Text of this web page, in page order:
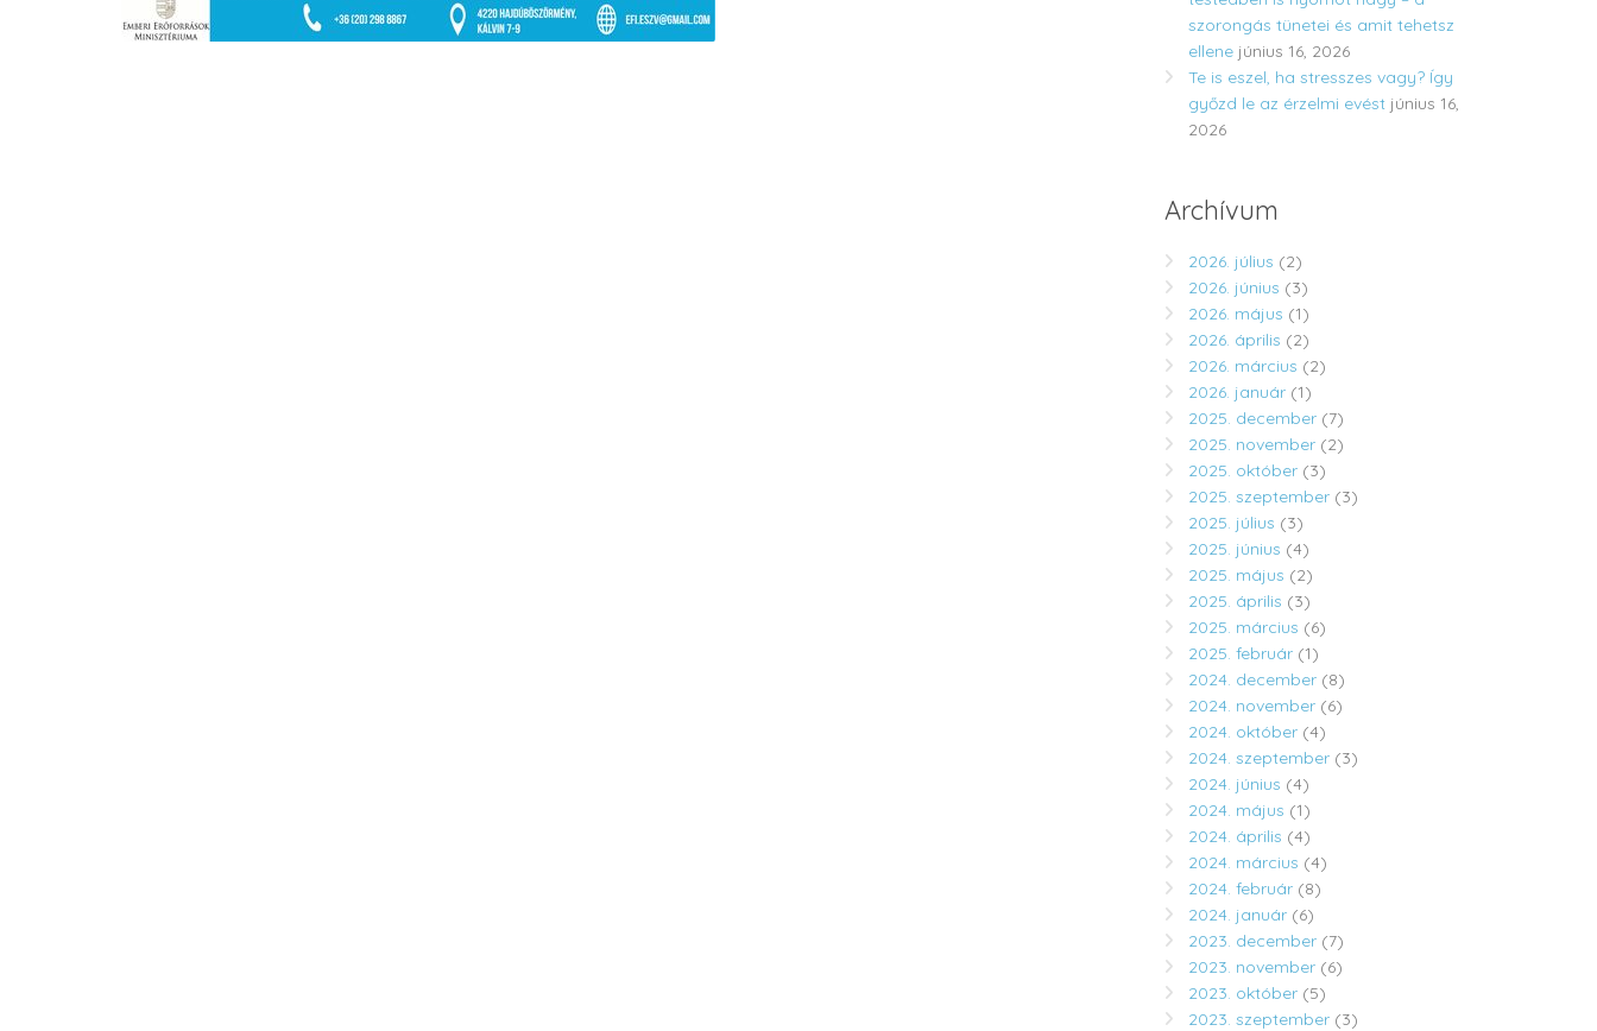
szorongás tünetei és amit tehetsz
ellene június 16, 2026
Te is eszel, ha stresszes vagy? Így
győzd le az érzelmi evést június 16,
2026
Archívum
2026. július (2)
2026. június (3)
2026. május (1)
2026. április (2)
2026. március (2)
2026. január(1)
2025. december(7)
2025. november(2)
2025. október(3)
2025. szeptember(3)
2025. július (3)
2025. június (4)
2025. május (2)
2025. április (3)
2025. március (6)
2025. február(1)
2024. december(8)
2024. november(6)
2024. október(4)
2024. szeptember(3)
2024. június (4)
2024. május (1)
2024. április (4)
2024. március (4)
2024. február(8)
2024. január(6)
2023. december(7)
2023. november(6)
2023. október(5)
2023. szeptember(3)